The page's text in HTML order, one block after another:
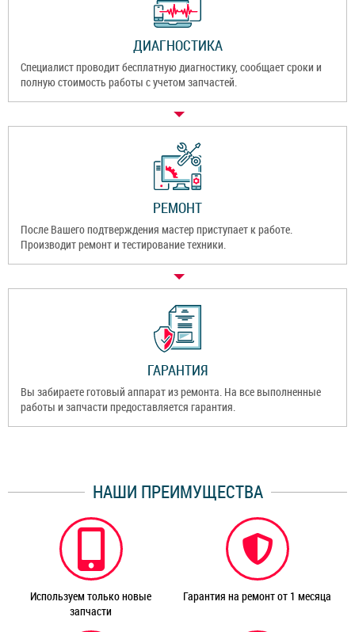
ДИАГНОСТИКА
Специалист проводит бесплатную диагностику, сообщает сроки и
полную стоимость работы с учетом запчастей.
РЕМОНТ
После Вашего подтверждения мастер приступает к работе.
Производит ремонт и тестирование техники.
ГАРАНТИЯ
Вы забираете готовый аппарат из ремонта. На все выполненные
работы и запчасти предоставляется гарантия.
НАШИ ПРЕИМУЩЕСТВА
Используем только новые
запчасти
Гарантия на ремонт от 1 месяца